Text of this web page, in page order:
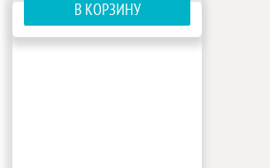
В КОРЗИНУ